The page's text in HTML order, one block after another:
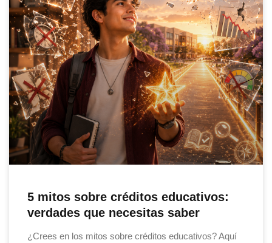
5 mitos sobre créditos educativos:
verdades que necesitas saber
¿Crees en los mitos sobre créditos educativos? Aquí